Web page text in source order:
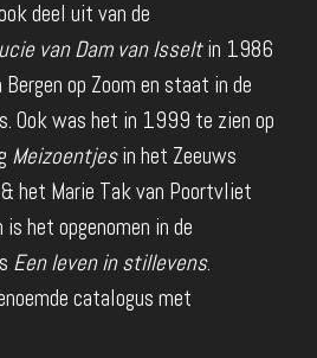
deel uit van de
van Dam van Isseltin 1986
op Zoom en staat in de
Ook was het in 1999 te zien op
Meizoentjesin het Zeeuws
het Marie Tak van Poortvliet
het opgenomen in de
Een leven in stillevens.
catalogus met